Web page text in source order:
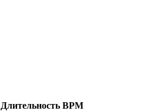
Длительность BPM